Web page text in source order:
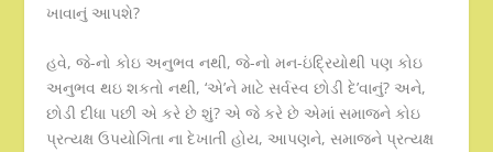
ખાવાનું આપશે?
હવે, જે-નો કોઇ અનુભવ નથી, જે-નો મન-ઇંદ્રિયોથી પણ કોઇ
અનુભવ થઇ શકતો નથી, ‘એ’ને માટે સર્વસ્વ છોડી દે’વાનું? અને,
છોડી દીધા પછી એ કરે છે શું? એ જે કરે છે એમાં સમાજને કોઇ
પ્રત્યક્ષ ઉપયોગિતા ના દેખાતી હોય, આપણને, સમાજને પ્રત્યક્ષ